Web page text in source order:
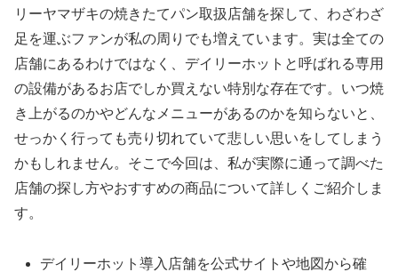
リーヤマザキの焼きたてパン取扱店舗を探して、わざわざ
足を運ぶファンが私の周りでも増えています。実は全ての
店舗にあるわけではなく、デイリーホットと呼ばれる専用
の設備があるお店でしか買えない特別な存在です。いつ焼
き上がるのかやどんなメニューがあるのかを知らないと、
せっかく行っても売り切れていて悲しい思いをしてしまう
かもしれません。そこで今回は、私が実際に通って調べた
店舗の探し方やおすすめの商品について詳しくご紹介しま
す。
デイリーホット導入店舗を公式サイトや地図から確